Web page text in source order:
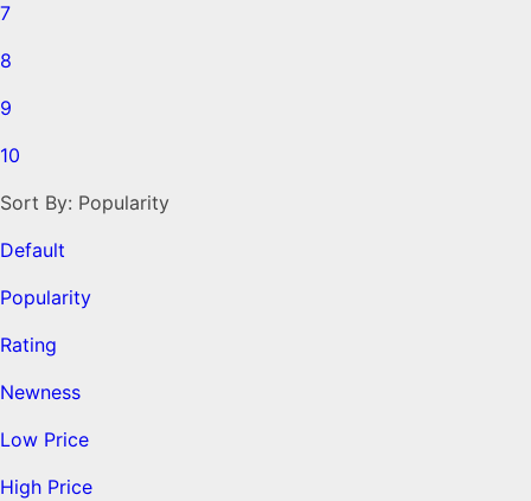
7
8
9
10
Sort By: Popularity
Default
Popularity
Rating
Newness
Low Price
High Price